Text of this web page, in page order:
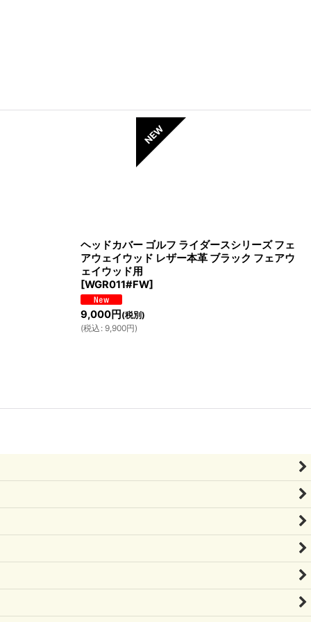
ヘッドカバー ゴルフ ライダースシリーズ フェ
アウェイウッド レザー本革 ブラック フェアウ
ェイウッド用
[WGR011#FW]
9,000円 (税別)
(税込 : 9,900円)